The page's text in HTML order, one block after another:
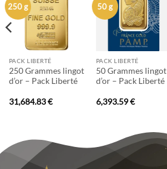
250 g
PACK LIBERTÉ
250 Grammes lingot
d’or – Pack Liberté
31,684.83€
50 g
PACK LIBERTÉ
50 Grammes lingot
d’or – Pack Liberté
6,393.59€